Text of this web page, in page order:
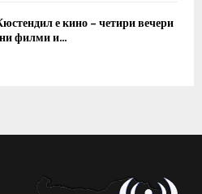
е кино – четири вечери
филми и...